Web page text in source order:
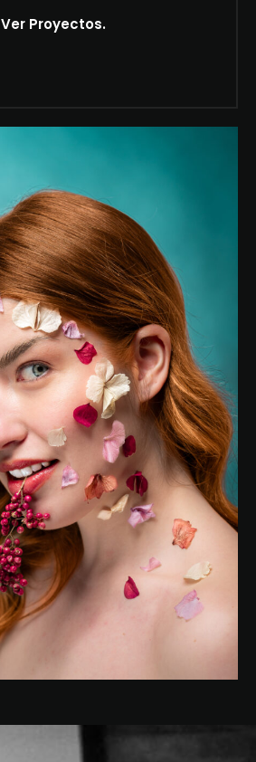
Ver Proyectos.